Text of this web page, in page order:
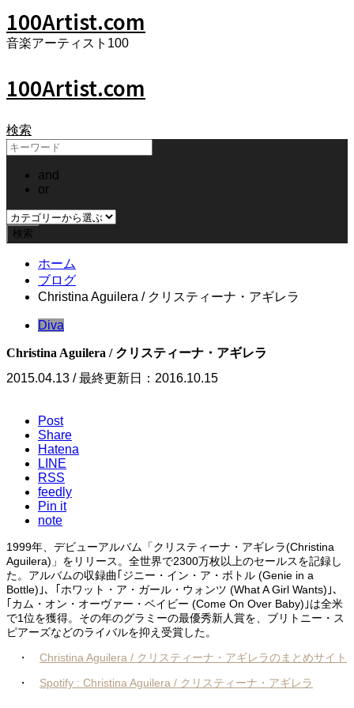
100Artist.com
音楽アーティスト100
100Artist.com
検索
and
or
ホーム
ブログ
Christina Aguilera / クリスティーナ・アギレラ
Diva
Christina Aguilera / クリスティーナ・アギレラ
2015.04.13 / 最終更新日：2016.10.15
Post
Share
Hatena
LINE
RSS
feedly
Pin it
note
1999年、デビューアルバム「クリスティーナ・アギレラ(Christina
Aguilera)」をリリース。全世界で2300万枚以上のセールスを記録し
た。アルバムの収録曲｢ジニー・イン・ア・ボトル (Genie in a
Bottle)｣、｢ホワット・ア・ガール・ウォンツ (What A Girl Wants)｣、
｢カム・オン・オーヴァー・ベイビー (Come On Over Baby)｣は全米
で1位を獲得。その年のグラミーの最優秀新人賞を、ブリトニー・ス
ピアーズなどのライバルを抑え受賞した。
・ Christina Aguilera / クリスティーナ・アギレラのまとめサイト
・ Spotify : Christina Aguilera / クリスティーナ・アギレラ